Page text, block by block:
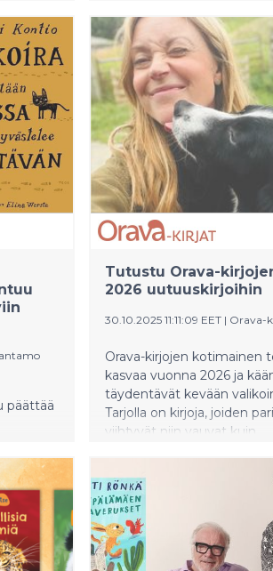
on
ja
löydä ensi kevään
päättää
Tutustu Orava-
2026 uutuuskirjoihin
30.10.2025 11:11:09 EET | Orava-
Orava-kirjojen kotimainen
kasvaa vuonna 2026 ja
täydentävät kevään
Tarjolla on kirjoja, joiden
viihtyvät niin vauvat kuin
on viisas kertomus ihmisen
yhteydestä, hyytävän
tarinoita, mielikuvituksen
paljon muuta
koko katalogia alla